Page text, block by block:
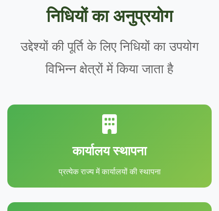
निधियों का अनुप्रयोग
उद्देश्यों की पूर्ति के लिए निधियों का उपयोग
विभिन्न क्षेत्रों में किया जाता है
कार्यालय स्थापना
प्रत्येक राज्य में कार्यालयों की स्थापना